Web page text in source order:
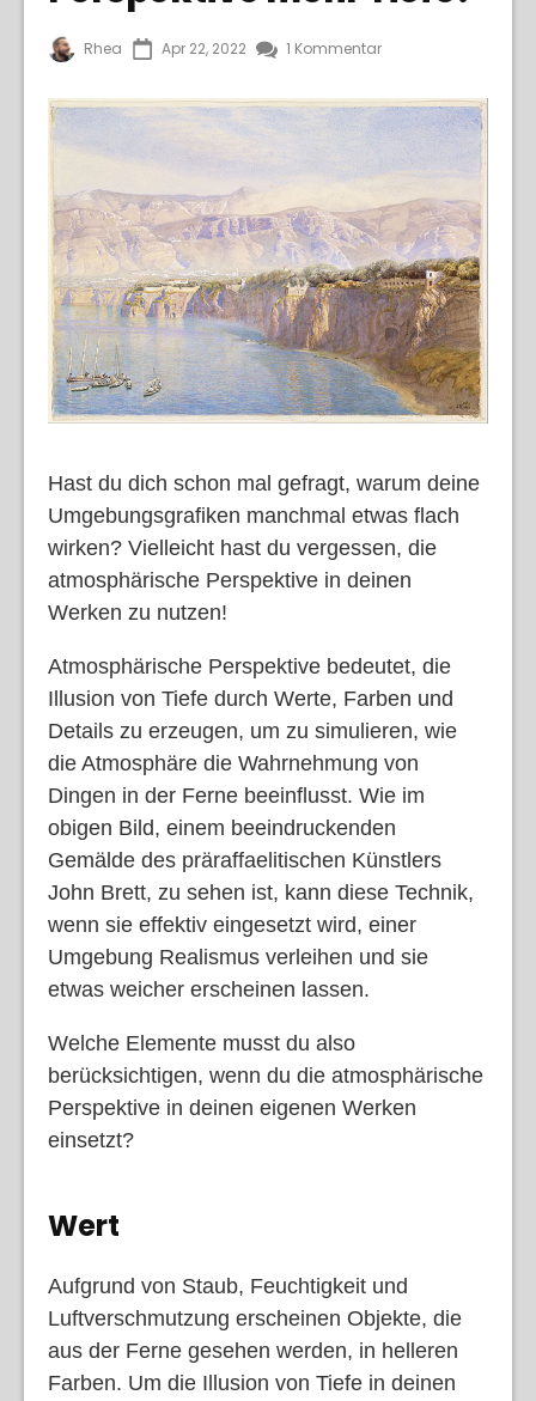
Rhea Apr 22, 2022 1 Kommentar
Hast du dich schon mal gefragt, warum deine
Umgebungsgrafiken manchmal etwas flach
wirken? Vielleicht hast du vergessen, die
atmosphärische Perspektive in deinen
Werken zu nutzen!
Atmosphärische Perspektive bedeutet, die
Illusion von Tiefe durch Werte, Farben und
Details zu erzeugen, um zu simulieren, wie
die Atmosphäre die Wahrnehmung von
Dingen in der Ferne beeinflusst. Wie im
obigen Bild, einem beeindruckenden
Gemälde des präraffaelitischen Künstlers
John Brett, zu sehen ist, kann diese Technik,
wenn sie effektiv eingesetzt wird, einer
Umgebung Realismus verleihen und sie
etwas weicher erscheinen lassen.
Welche Elemente musst du also
berücksichtigen, wenn du die atmosphärische
Perspektive in deinen eigenen Werken
einsetzt?
Wert
Aufgrund von Staub, Feuchtigkeit und
Luftverschmutzung erscheinen Objekte, die
aus der Ferne gesehen werden, in helleren
Farben. Um die Illusion von Tiefe in deinen